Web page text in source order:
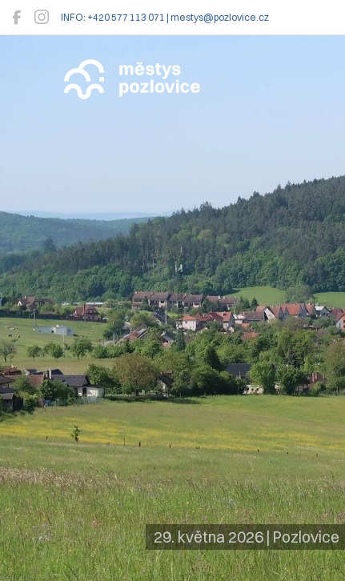
INFO: +420 577 113 071 | mestys@pozlovice.cz
Pozlovice
29. května 2026|Pozlovice